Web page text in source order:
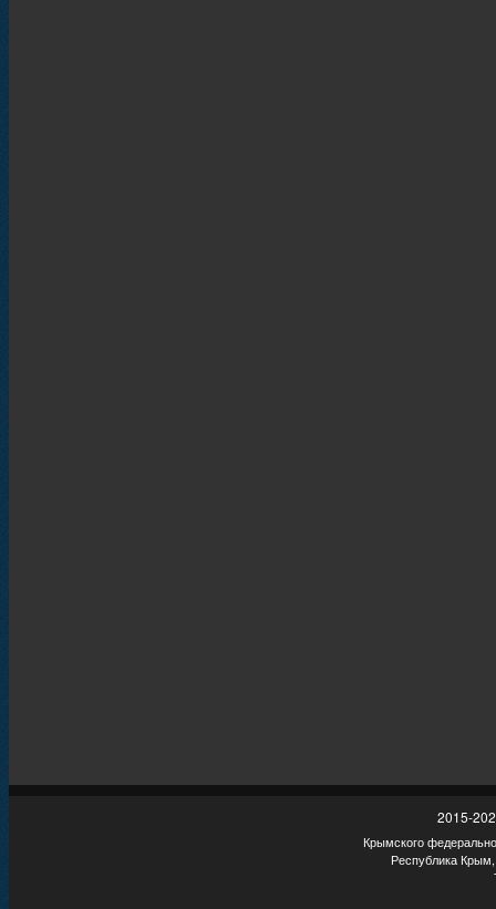
2015-
Крымского
Республика